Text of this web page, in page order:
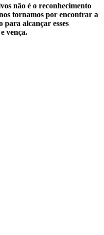
não é o reconhecimento
tornamos por encontrar a
para alcançar esses
vença.